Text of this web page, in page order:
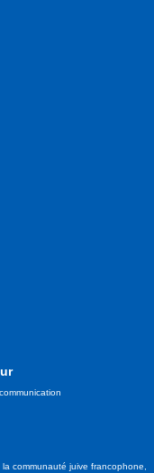
communauté juive francophone,